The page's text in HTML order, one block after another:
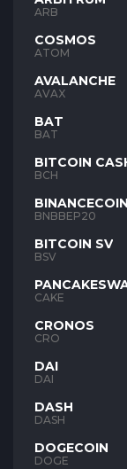
ARB
COSMOS
ATOM
AVALANCHE
AVAX
BAT
BAT
BITCOIN
BCH
BNB
BNBBEP20
BITCOIN SV
BSV
CAKE
CRONOS
CRO
DAI
DAI
DASH
DASH
DOGECOIN
DOGE